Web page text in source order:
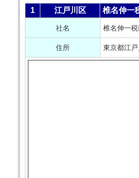
1 江戸川区 椎名伸一
社名 椎名伸一
住所 東京都江